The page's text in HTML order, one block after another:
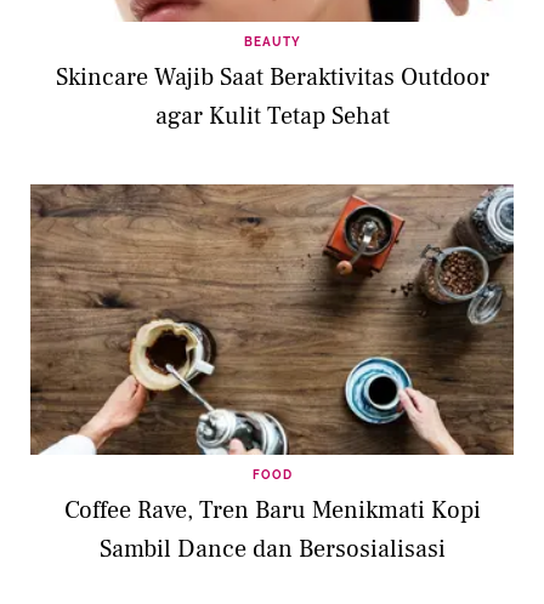
BEAUTY
Skincare Wajib Saat Beraktivitas Outdoor
agar Kulit Tetap Sehat
FOOD
Coffee Rave, Tren Baru Menikmati Kopi
Sambil Dance dan Bersosialisasi